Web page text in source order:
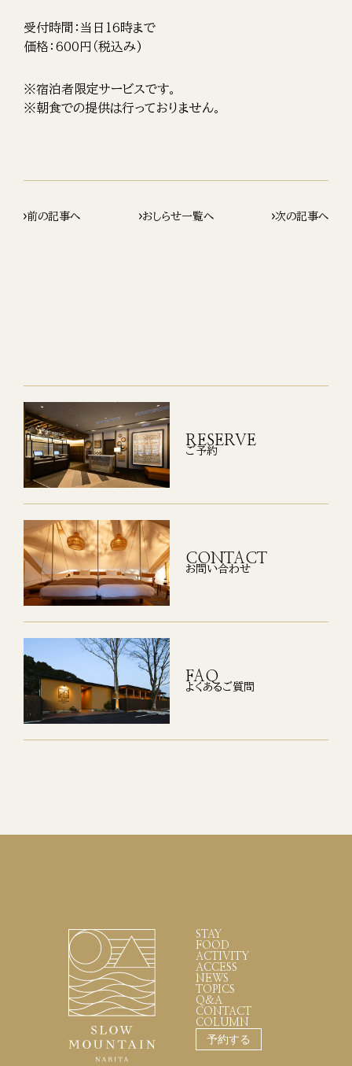
受付時間：当日16時まで
価格：600円（税込み)
※宿泊者限定サービスです。
※朝食での提供は行っておりません。
前の記事へ おしらせ一覧へ 次の記事へ
RESERVE
ご予約
CONTACT
お問い合わせ
FAQ
よくあるご質問
STAY
FOOD
ACTIVITY
ACCESS
NEWS
TOPICS
Q&A
CONTACT
COLUMN
予約する